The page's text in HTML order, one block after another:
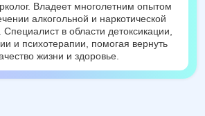
Владеет многолетним опытом
алкогольной и наркотической
Специалист в области детоксикации,
и психотерапии, помогая вернуть
жизни и здоровье.